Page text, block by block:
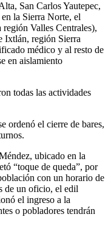
San Carlos Yautepec,
la Sierra Norte, el
Valles Centrales),
Ixtlán, región Sierra
médico y al resto de
en aislamiento
todas las actividades
ordenó el cierre de bares,
ubicado en la
“toque de queda”, por
con un horario de
de un oficio, el edil
el ingreso a la
o pobladores tendrán